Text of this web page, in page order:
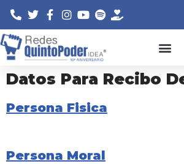
Saltar
al
Datos Para Recibo
Persona Fisica
Persona Moral